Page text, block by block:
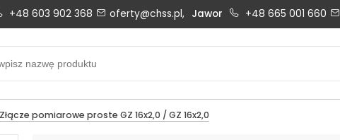
Biuro obsługi klienta:
+48 603 902 368
PN-PT: 6:30 - 16:00
+48 603 902 368
+48 603 902 368 oferty@chss.pl, Jawor +48 665 001 660
Złącze pomiarowe proste GZ 16x2,0 / GZ 16x2,0